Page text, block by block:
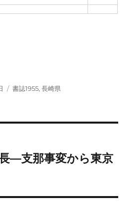
カ
書誌1955,長崎県
—支那事変から東京